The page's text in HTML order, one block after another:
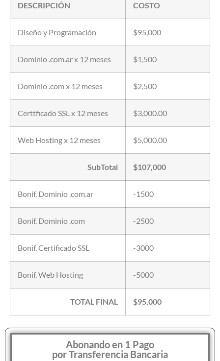
DESCRIPCIÓN COSTO
Diseño y Programación $95,000
Dominio .com.ar x 12 meses $1,500
Dominio .com x 12 meses $2,500
Certtficado SSL x 12 meses $3,000.00
Web Hosting x 12 meses $5,000.00
SubTotal $107,000
Bonif. Dominio .com.ar -1500
Bonif. Dominio .com -2500
Bonif. Certificado SSL -3000
Bonif. Web Hosting -5000
TOTAL FINAL $95,000
Abonando en 1 Pago
por Transferencia Bancaria